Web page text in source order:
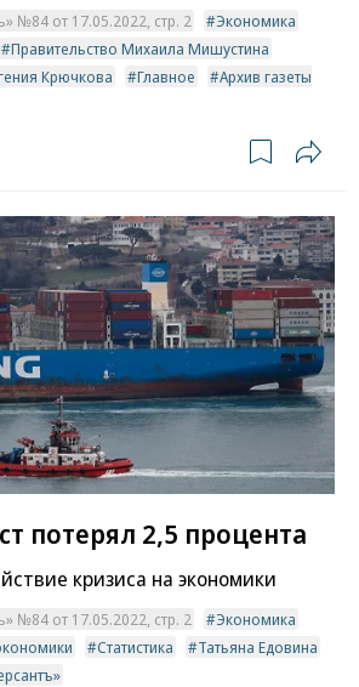
№84 от 17.05.2022, стр. 2
Экономика
Правительство Михаила Мишустина
Крючкова Главное
Архив газеты
потерял 2,5 процента
кризиса на экономики
№84 от 17.05.2022, стр. 2
Экономика
Статистика
Татьяна Едовина